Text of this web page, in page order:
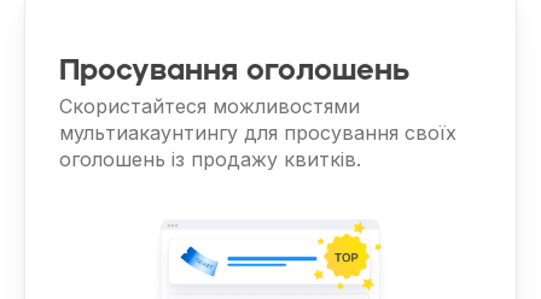
Просування оголошень
Скористайтеся можливостями
мультиакаунтингу для просування своїх
оголошень із продажу квитків.